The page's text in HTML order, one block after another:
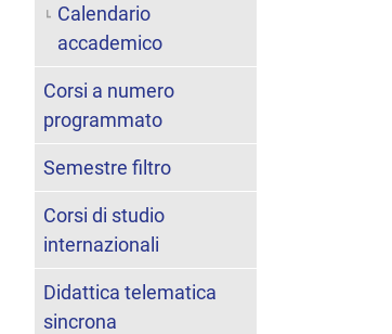
Calendario
accademico
Corsi a numero
programmato
Semestre filtro
Corsi di studio
internazionali
Didattica telematica
sincrona